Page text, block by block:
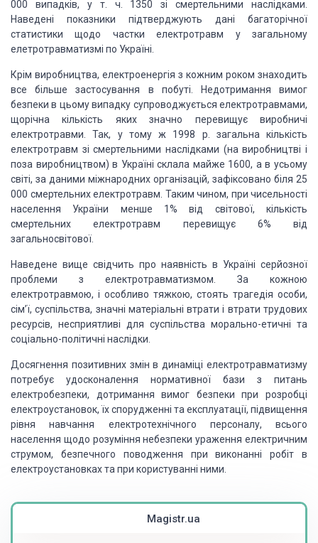
000 випадків, у т. ч. 1350 зі смертельними наслідками.
Наведені показники підтверджують дані багаторічної
статистики щодо частки електротравм у загальному
елетротравматизмі по Україні.
Крім виробництва, електроенергія з кожним роком знаходить
все більше застосування в побуті. Недотримання вимог
безпеки в цьому випадку супроводжується електротравмами,
щорічна кількість яких значно перевищує виробничі
електротравми. Так, у тому ж 1998 р. загальна кількість
електротравм зі смертельними наслідками (на виробництві і
поза виробництвом) в Україні склала майже 1600, а в усьому
світі, за даними міжнародних організацій, зафіксовано біля 25
000 смертельних електротравм. Таким чином, при чисельності
населення України менше 1% від світової, кількість
смертельних електротравм перевищує 6% від
загальносвітової.
Наведене вище свідчить про наявність в Україні серйозної
проблеми з електротравматизмом. За кожною
електротравмою, і особливо тяжкою, стоять трагедія особи,
сім’ї, суспільства, значні матеріальні втрати і втрати трудових
ресурсів, несприятливі для суспільства морально-етичні та
соціально-політичні наслідки.
Досягнення позитивних змін в динаміці електротравматизму
потребує удосконалення нормативної бази з питань
електробезпеки, дотримання вимог безпеки при розробці
електроустановок, їх спорудженні та експлуатації, підвищення
рівня навчання електротехнічного персоналу, всього
населення щодо розуміння небезпеки ураження електричним
струмом, безпечного поводження при виконанні робіт в
електроустановках та при користуванні ними.
Magistr.ua